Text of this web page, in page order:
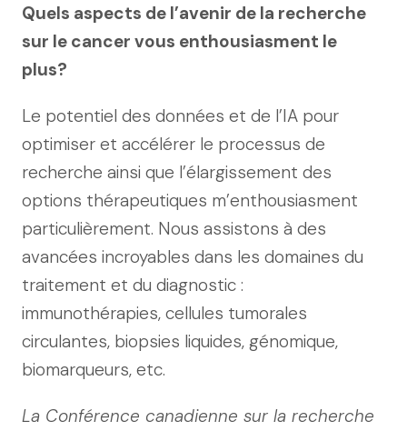
Quels aspects de l’avenir de la recherche
sur le cancer vous enthousiasment le
plus?
Le potentiel des données et de l’IA pour
optimiser et accélérer le processus de
recherche ainsi que l’élargissement des
options thérapeutiques m’enthousiasment
particulièrement. Nous assistons à des
avancées incroyables dans les domaines du
traitement et du diagnostic :
immunothérapies, cellules tumorales
circulantes, biopsies liquides, génomique,
biomarqueurs, etc.
La Conférence canadienne sur la recherche